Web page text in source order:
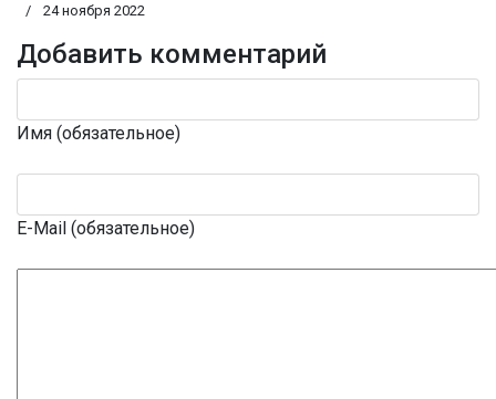
24 ноября 2022
Добавить комментарий
Имя (обязательное)
E-Mail (обязательное)